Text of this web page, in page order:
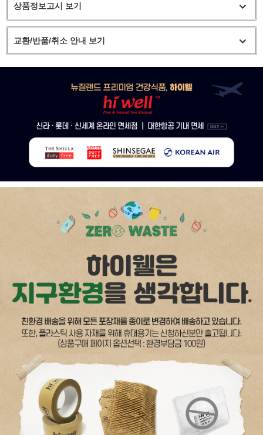
상품정보고시 보기
교환/반품/취소 안내 보기